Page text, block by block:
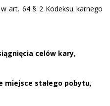
art. 64 § 2 Kodeksu karnego
celów kary,
miejsce stałego pobytu,